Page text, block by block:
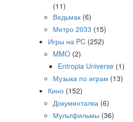
(11)
Ведьмак (6)
Метро 2033 (15)
Игры на PC (252)
MMO (2)
Entropia Universe (1)
Музыка по играм (13)
Кино (152)
Документалка (6)
Мультфильмы (36)